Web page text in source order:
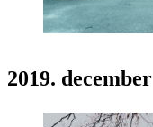
2019. december